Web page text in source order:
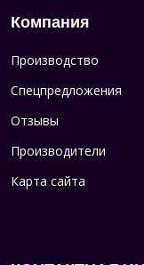
Компания
Производство
Спецпредложения
Отзывы
Производители
Карта сайта